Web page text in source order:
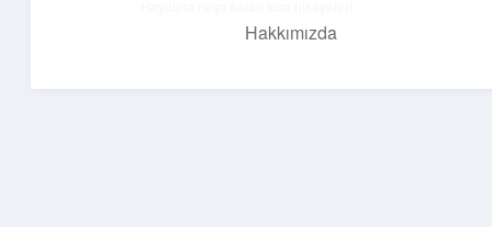
Hakkımızda